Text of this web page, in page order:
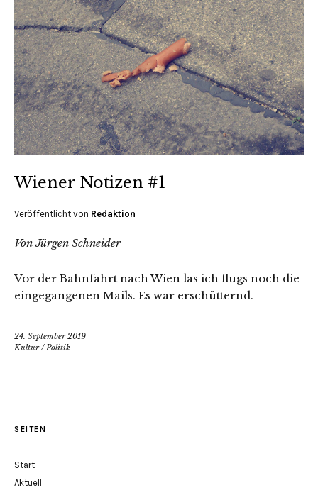
Wiener Notizen #1
Veröffentlicht von Redaktion
Von Jürgen Schneider
Vor der Bahnfahrt nach Wien las ich flugs noch die
eingegangenen Mails. Es war erschütternd.
24. September 2019
Kultur/Politik
SEITEN
Start
Aktuell